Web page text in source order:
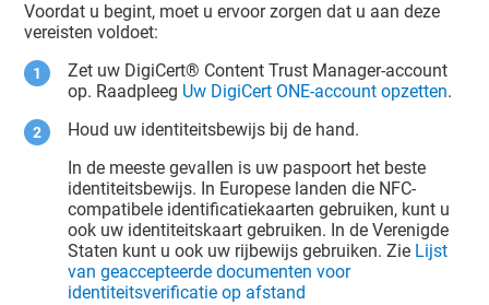
Voordat u begint, moet u ervoor zorgen dat u aan deze
vereisten voldoet:
Zet uw DigiCert​​®​​ Content Trust Manager-account
op. Raadpleeg Uw DigiCert ONE-account opzetten.
Houd uw identiteitsbewijs bij de hand.
In de meeste gevallen is uw paspoort het beste
identiteitsbewijs. In Europese landen die NFC-
compatibele identificatiekaarten gebruiken, kunt u
ook uw identiteitskaart gebruiken. In de Verenigde
Staten kunt u ook uw rijbewijs gebruiken. Zie Lijst
van geaccepteerde documenten voor
identiteitsverificatie op afstand